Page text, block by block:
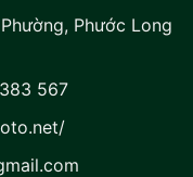
Phước Long
567